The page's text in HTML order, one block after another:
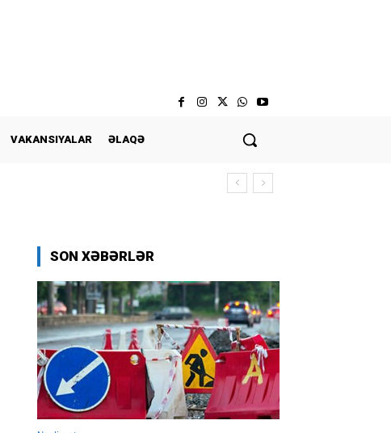
VAKANSIYALAR ƏLAQƏ
SON XƏBƏRLƏR